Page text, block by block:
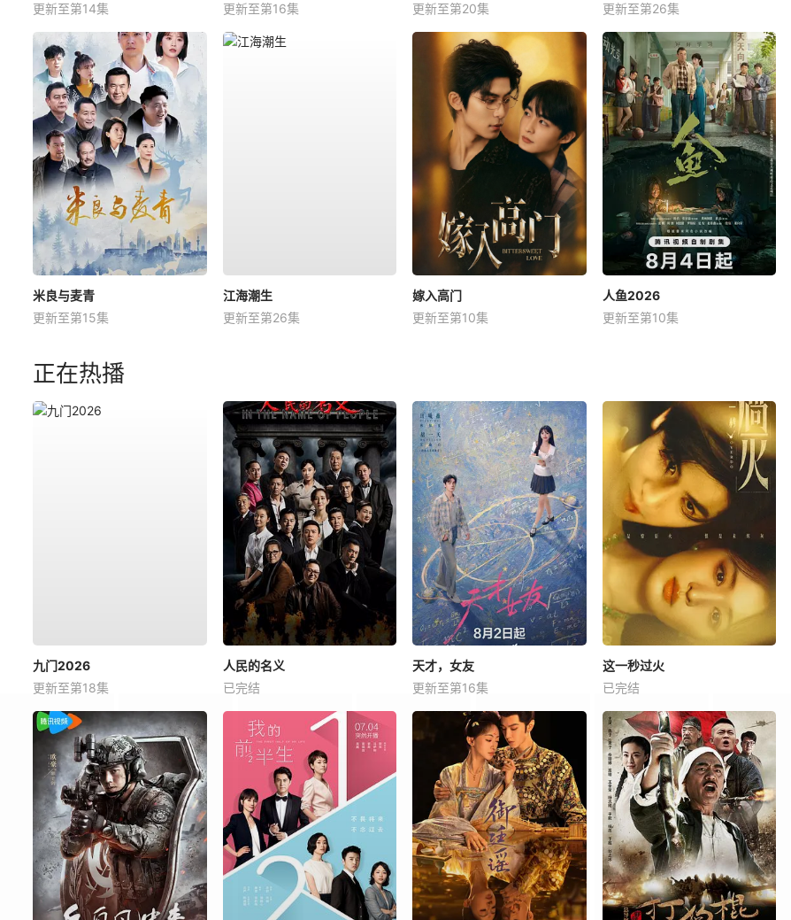
更新至第14集
更新至第16集
更新至第20集
更新至第26集
米良与麦青
更新至第15集
江海潮生
更新至第26集
嫁入高门
更新至第10集
人鱼2026
更新至第10集
正在热播
九门2026
更新至第18集
人民的名义
已完结
天才，女友
更新至第16集
这一秒过火
已完结